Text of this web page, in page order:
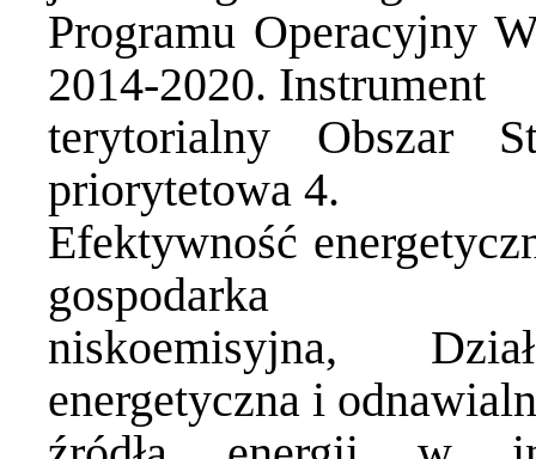
Programu Operacyjny
2014-2020. Instrument
terytorialny Obszar
priorytetowa 4.
Efektywność
gospodarka
niskoemisyjna,
energetyczna i